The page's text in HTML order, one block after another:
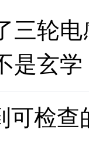
三轮
玄学
可检查